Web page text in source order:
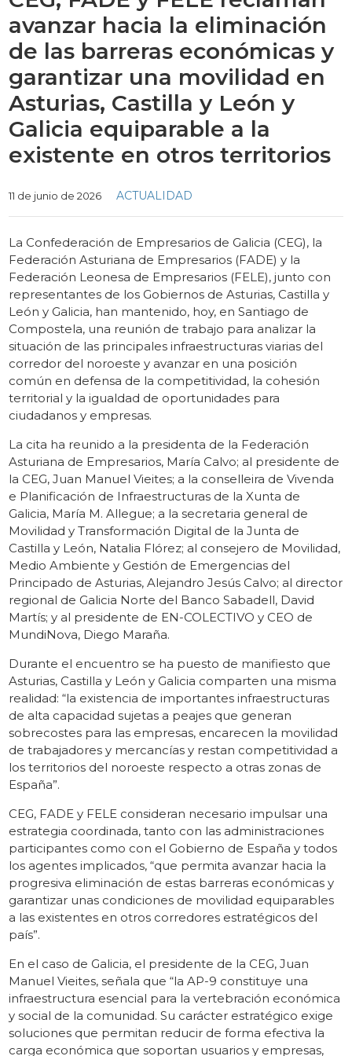
avanzar hacia la eliminación
de las barreras económicas y
garantizar una movilidad en
Asturias, Castilla y León y
Galicia equiparable a la
existente en otros territorios
11 de junio de 2026 Categories
ACTUALIDAD
La Confederación de Empresarios de Galicia (CEG), la
Federación Asturiana de Empresarios (FADE) y la
Federación Leonesa de Empresarios (FELE), junto con
representantes de los Gobiernos de Asturias, Castilla y
León y Galicia, han mantenido, hoy, en Santiago de
Compostela, una reunión de trabajo para analizar la
situación de las principales infraestructuras viarias del
corredor del noroeste y avanzar en una posición
común en defensa de la competitividad, la cohesión
territorial y la igualdad de oportunidades para
ciudadanos y empresas.
La cita ha reunido a la presidenta de la Federación
Asturiana de Empresarios, María Calvo; al presidente de
la CEG, Juan Manuel Vieites; a la conselleira de Vivenda
e Planificación de Infraestructuras de la Xunta de
Galicia, María M. Allegue; a la secretaria general de
Movilidad y Transformación Digital de la Junta de
Castilla y León, Natalia Flórez; al consejero de Movilidad,
Medio Ambiente y Gestión de Emergencias del
Principado de Asturias, Alejandro Jesús Calvo; al director
regional de Galicia Norte del Banco Sabadell, David
Martís; y al presidente de EN-COLECTIVO y CEO de
MundiNova, Diego Maraña.
Durante el encuentro se ha puesto de manifiesto que
Asturias, Castilla y León y Galicia comparten una misma
realidad: “la existencia de importantes infraestructuras
de alta capacidad sujetas a peajes que generan
sobrecostes para las empresas, encarecen la movilidad
de trabajadores y mercancías y restan competitividad a
los territorios del noroeste respecto a otras zonas de
España”.
CEG, FADE y FELE consideran necesario impulsar una
estrategia coordinada, tanto con las administraciones
participantes como con el Gobierno de España y todos
los agentes implicados, “que permita avanzar hacia la
progresiva eliminación de estas barreras económicas y
garantizar unas condiciones de movilidad equiparables
a las existentes en otros corredores estratégicos del
país”.
En el caso de Galicia, el presidente de la CEG, Juan
Manuel Vieites, señala que “la AP-9 constituye una
infraestructura esencial para la vertebración económica
y social de la comunidad. Su carácter estratégico exige
soluciones que permitan reducir de forma efectiva la
carga económica que soportan usuarios y empresas,